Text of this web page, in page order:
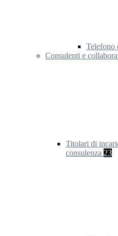
Telefono
Consulenti e
Titolari di
consulenza 23